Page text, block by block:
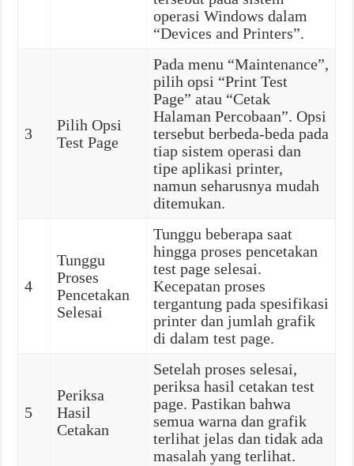
operasi Windows dalam
“Devices and Printers”.
3
Pilih Opsi
Test Page
Pada menu “Maintenance”,
pilih opsi “Print Test
Page” atau “Cetak
Halaman Percobaan”. Opsi
tersebut berbeda-beda pada
tiap sistem operasi dan
tipe aplikasi printer,
namun seharusnya mudah
ditemukan.
4
Tunggu
Proses
Pencetakan
Selesai
Tunggu beberapa saat
hingga proses pencetakan
test page selesai.
Kecepatan proses
tergantung pada spesifikasi
printer dan jumlah grafik
di dalam test page.
5
Periksa
Hasil
Cetakan
Setelah proses selesai,
periksa hasil cetakan test
page. Pastikan bahwa
semua warna dan grafik
terlihat jelas dan tidak ada
masalah yang terlihat.